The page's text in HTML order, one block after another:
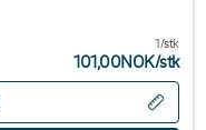
1/stk
101,00NOK/stk